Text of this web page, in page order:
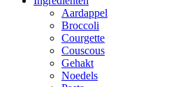
Aardappel
Broccoli
Courgette
Couscous
Gehakt
Noedels